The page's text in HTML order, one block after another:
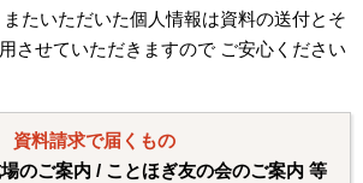
たいただいた個人情報は資料の送付とそ
させていただきますので ご安心ください
資料請求で届くもの
のご案内 / ことほぎ友の会のご案内 等